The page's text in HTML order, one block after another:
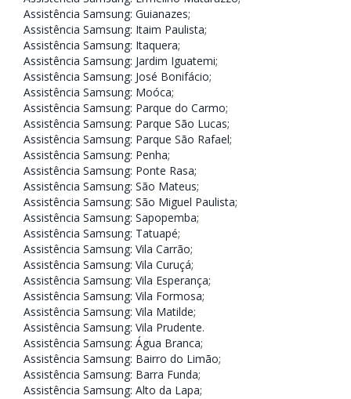
Assistência Samsung: Guianazes;
Assistência Samsung: Itaim Paulista;
Assistência Samsung: Itaquera;
Assistência Samsung: Jardim Iguatemi;
Assistência Samsung: José Bonifácio;
Assistência Samsung: Moóca;
Assistência Samsung: Parque do Carmo;
Assistência Samsung: Parque São Lucas;
Assistência Samsung: Parque São Rafael;
Assistência Samsung: Penha;
Assistência Samsung: Ponte Rasa;
Assistência Samsung: São Mateus;
Assistência Samsung: São Miguel Paulista;
Assistência Samsung: Sapopemba;
Assistência Samsung: Tatuapé;
Assistência Samsung: Vila Carrão;
Assistência Samsung: Vila Curuçá;
Assistência Samsung: Vila Esperança;
Assistência Samsung: Vila Formosa;
Assistência Samsung: Vila Matilde;
Assistência Samsung: Vila Prudente.
Assistência Samsung: Água Branca;
Assistência Samsung: Bairro do Limão;
Assistência Samsung: Barra Funda;
Assistência Samsung: Alto da Lapa;